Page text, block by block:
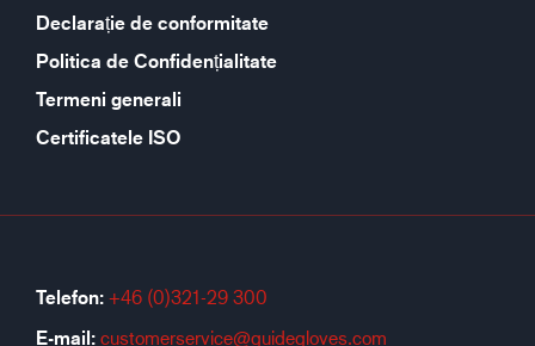
Declarație de conformitate
Politica de Confidențialitate
Termeni generali
Certificatele ISO
Telefon: +46 (0)321-29 300
E-mail: customerservice@guidegloves.com